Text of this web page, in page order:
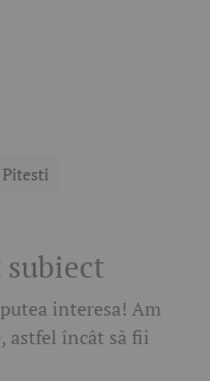
Pitesti
subiect
interesa! Am
astfel încât să fii